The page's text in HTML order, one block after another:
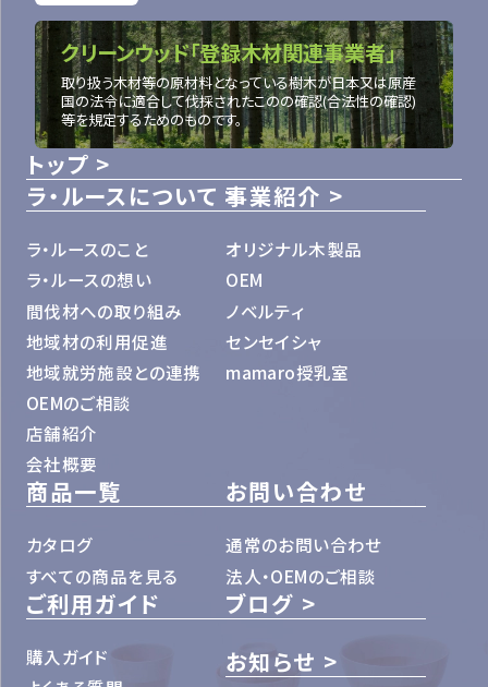
トップ
ラ・ルースについて
ラ・ルースのこと
ラ・ルースの想い
間伐材への取り組み
地域材の利用促進
地域就労施設との連携
OEMのご相談
店舗紹介
会社概要
事業紹介
オリジナル木製品
OEM
ノベルティ
センセイシャ
mamaro授乳室
商品一覧
カタログ
すべての商品を見る
お問い合わせ
通常のお問い合わせ
法人・OEMのご相談
ご利用ガイド
購入ガイド
ブログ
お知らせ
クリーンウッド「登録木材関連事業者」
取り扱う木材等の原材料となっている樹木が日本又は原産
国の法令に適合して伐採されたこのの確認(合法性の確認)
等を規定するためのものです。